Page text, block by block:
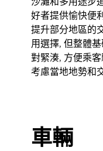
好者提供愉快便
提升部分地區的
用選擇, 但整體
對緊湊, 方便乘
考慮當地地勢和
車輛